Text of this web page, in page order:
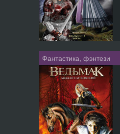
Фантастика, фэнтези